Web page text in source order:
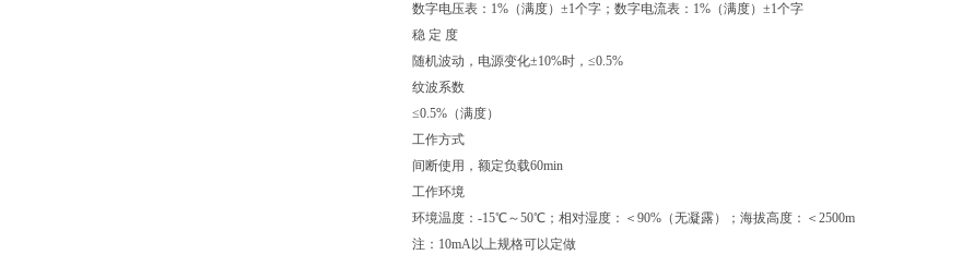
数字电压表：1%（满度）±1个字；数字电流表：1%（满度）±1个字
稳 定 度
随机波动，电源变化±10%时，≤0.5%
纹波系数
≤0.5%（满度）
工作方式
间断使用，额定负载60min
工作环境
环境温度：-15℃～50℃；相对湿度：＜90%（无凝露）；海拔高度：＜2500m
注：10mA以上规格可以定做